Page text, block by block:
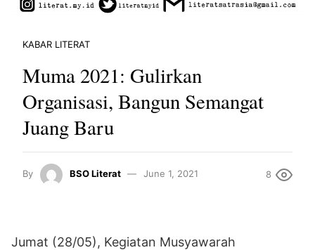
KABAR LITERAT
Muma 2021: Gulirkan
Organisasi, Bangun Semangat
Juang Baru
By BSO Literat June 1, 2021 8
Jumat (28/05), Kegiatan Musyawarah